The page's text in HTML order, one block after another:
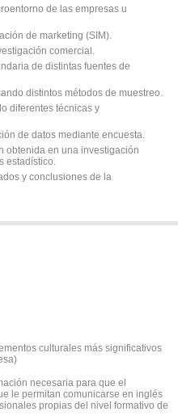
de las empresas u
de marketing (SIM).
comercial.
de distintas fuentes de
distintos métodos de muestreo.
diferentes técnicas y
de datos mediante encuesta.
obtenida en una investigación
estadístico.
y conclusiones de la
culturales más significativos
necesaria para que el
le permitan comunicarse en inglés
propias del nivel formativo de